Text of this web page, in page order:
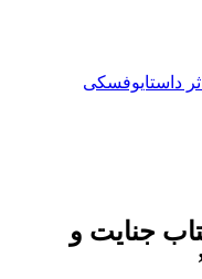
داستایوفسکی
جنایت و